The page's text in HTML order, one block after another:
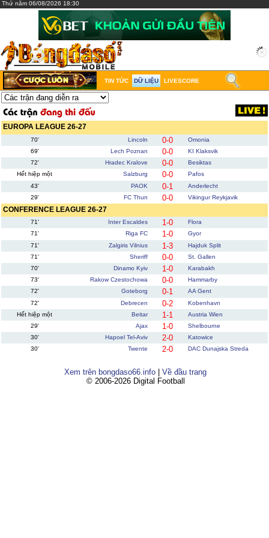
Thứ năm 06/08/2026 18:30
TIN TỨC DỮ LIỆU LIVESCORE
EUROPA LEAGUE 26-27
70' Lincoln 0-0
Omonia
69'
Lech Poznan 0-0
KI Klaksvik
72'
Hradec Kralove 0-0
Besiktas
Hết hiệp một
Salzburg 0-0
Pafos
43'
PAOK 0-1
Anderlecht
29'
FC Thun 0-0 Vikingur Reykjavik
CONFERENCE LEAGUE 26-27
71' Inter Escaldes 1-0
Flora
71'
Riga FC 1-0
Gyor
71'
Zalgiris Vilnius 1-3
Hajduk Split
71'
Sheriff 0-0
St. Gallen
70'
Dinamo Kyiv 1-0
Karabakh
73'
Rakow Czestochowa 0-0
Hammarby
72'
Goteborg 0-1
AA Gent
72'
Debrecen 0-2
Kobenhavn
Hết hiệp một
Beitar 1-1
Austria Wien
29'
Ajax 1-0
Shelbourne
30'
Hapoel Tel-Aviv 2-0
Katowice
30'
Twente 2-0 DAC Dunajska Streda
Xem trên bongdaso66.info | Về đầu trang
© 2006-2026 Digital Football